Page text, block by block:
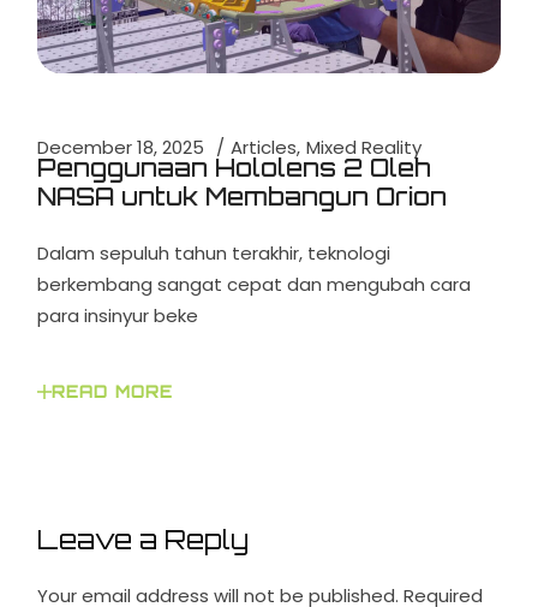
December 18, 2025 Articles Mixed Reality
Penggunaan Hololens 2 Oleh
NASA untuk Membangun Orion
Dalam sepuluh tahun terakhir, teknologi
berkembang sangat cepat dan mengubah cara
para insinyur beke
READ MORE
Leave a Reply
Your email address will not be published. Required